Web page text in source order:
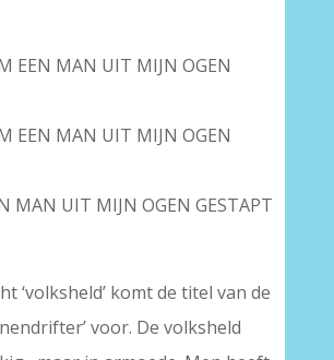
EEN MAN UIT MIJN OGEN
EEN MAN UIT MIJN OGEN
MAN UIT MIJN OGEN GESTAPT
‘volksheld’ komt de titel van de
voor. De volksheld